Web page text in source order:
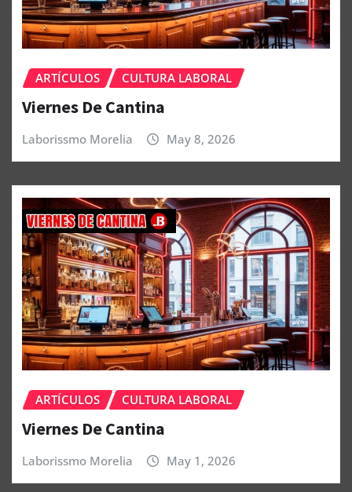
ARTÍCULOS CULTURA LABORAL
Viernes De Cantina
Laborissmo Morelia May 8, 2026
ARTÍCULOS CULTURA LABORAL
Viernes De Cantina
Laborissmo Morelia May 1, 2026